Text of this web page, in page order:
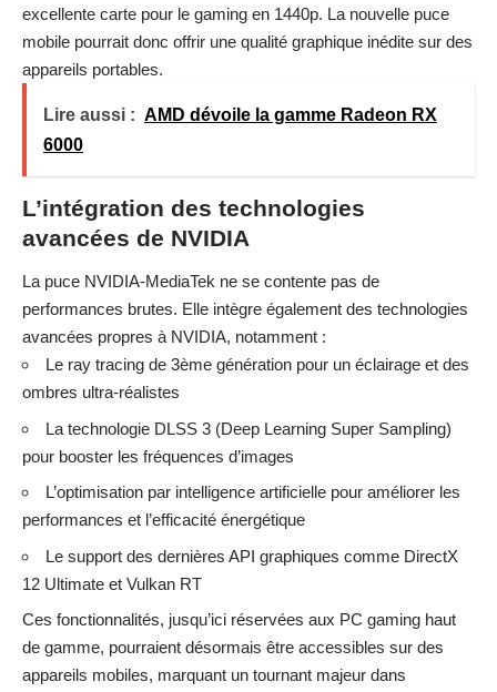
excellente carte pour le gaming en 1440p. La nouvelle puce
mobile pourrait donc offrir une qualité graphique inédite sur des
appareils portables.
Lire aussi : AMD dévoile la gamme Radeon RX
6000
L’intégration des technologies
avancées de NVIDIA
La puce NVIDIA-MediaTek ne se contente pas de
performances brutes. Elle intègre également des technologies
avancées propres à NVIDIA, notamment :
Le ray tracing de 3ème génération pour un éclairage et des
ombres ultra-réalistes
La technologie DLSS 3 (Deep Learning Super Sampling)
pour booster les fréquences d’images
L’optimisation par intelligence artificielle pour améliorer les
performances et l’efficacité énergétique
Le support des dernières API graphiques comme DirectX
12 Ultimate et Vulkan RT
Ces fonctionnalités, jusqu’ici réservées aux PC gaming haut
de gamme, pourraient désormais être accessibles sur des
appareils mobiles, marquant un tournant majeur dans